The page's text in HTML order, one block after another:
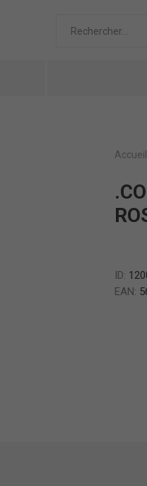
Accueil
ID:
EAN: